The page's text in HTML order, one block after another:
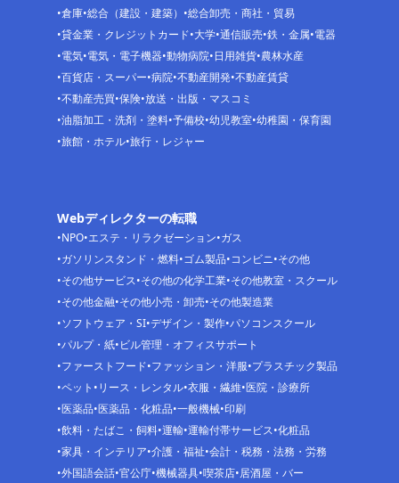
倉庫 総合（建設・建築）
総合卸売・商社・貿易
貸金業・クレジットカード 大学 通信販売 鉄・金属 電器
電気 電気・電子機器 動物病院 日用雑貨 農林水産
百貨店・スーパー 病院 不動産開発 不動産賃貸
不動産売買 保険 放送・出版・マスコミ
油脂加工・洗剤・塗料 予備校 幼児教室 幼稚園・保育園
旅館・ホテル 旅行・レジャー
Webディレクターの転職
NPO エステ・リラクゼーション ガス
ガソリンスタンド・燃料 ゴム製品 コンビニ その他
その他サービス その他の化学工業 その他教室・スクール
その他金融 その他小売・卸売 その他製造業
ソフトウェア・SI デザイン・製作 パソコンスクール
パルプ・紙 ビル管理・オフィスサポート
ファーストフード ファッション・洋服 プラスチック製品
ペット リース・レンタル 衣服・繊維 医院・診療所
医薬品 医薬品・化粧品 一般機械 印刷
飲料・たばこ・飼料 運輸 運輸付帯サービス 化粧品
家具・インテリア 介護・福祉 会計・税務・法務・労務
外国語会話 官公庁 機械器具 喫茶店 居酒屋・バー